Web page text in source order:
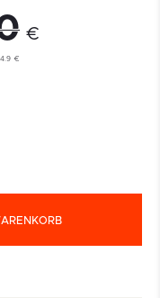
€
€